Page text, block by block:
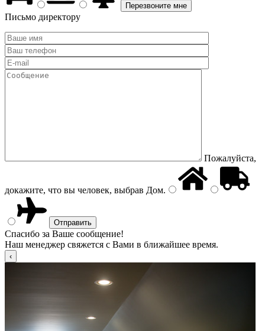
Письмо директору
Пожалуйста,
докажите, что вы человек, выбрав Дом.
Спасибо за Ваше сообщение!
Наш менеджер свяжется с Вами в ближайшее время.